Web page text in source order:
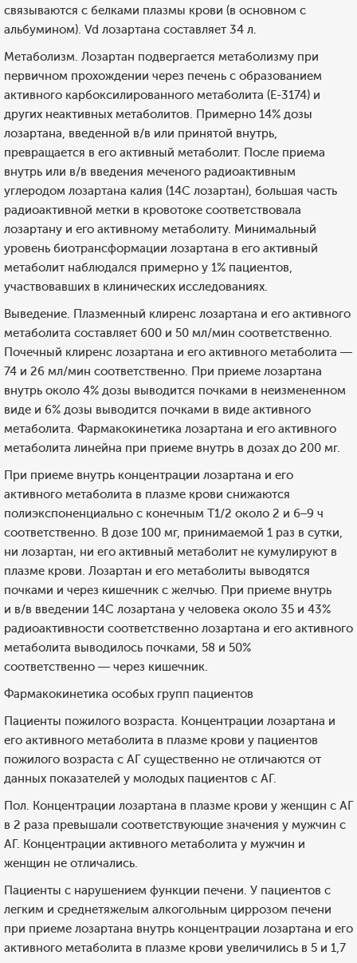
связываются с белками плазмы крови (в основном с
альбумином). Vd лозартана составляет 34 л.
Метаболизм. Лозартан подвергается метаболизму при
первичном прохождении через печень с образованием
активного карбоксилированного метаболита (Е-3174) и
других неактивных метаболитов. Примерно 14% дозы
лозартана, введенной в/в или принятой внутрь,
превращается в его активный метаболит. После приема
внутрь или в/в введения меченого радиоактивным
углеродом лозартана калия (14С лозартан), большая часть
радиоактивной метки в кровотоке соответствовала
лозартану и его активному метаболиту. Минимальный
уровень биотрансформации лозартана в его активный
метаболит наблюдался примерно у 1% пациентов,
участвовавших в клинических исследованиях.
Выведение. Плазменный клиренс лозартана и его активного
метаболита составляет 600 и 50 мл/мин соответственно.
Почечный клиренс лозартана и его активного метаболита —
74 и 26 мл/мин соответственно. При приеме лозартана
внутрь около 4% дозы выводится почками в неизмененном
виде и 6% дозы выводится почками в виде активного
метаболита. Фармакокинетика лозартана и его активного
метаболита линейна при приеме внутрь в дозах до 200 мг.
При приеме внутрь концентрации лозартана и его
активного метаболита в плазме крови снижаются
полиэкспоненциально с конечным T1/2 около 2 и 6–9 ч
соответственно. В дозе 100 мг, принимаемой 1 раз в сутки,
ни лозартан, ни его активный метаболит не кумулируют в
плазме крови. Лозартан и его метаболиты выводятся
почками и через кишечник с желчью. При приеме внутрь
и в/в введении 14С лозартана у человека около 35 и 43%
радиоактивности соответственно лозартана и его активного
метаболита выводилось почками, 58 и 50%
соответственно — через кишечник.
Фармакокинетика особых групп пациентов
Пациенты пожилого возраста. Концентрации лозартана и
его активного метаболита в плазме крови у пациентов
пожилого возраста с АГ существенно не отличаются от
данных показателей у молодых пациентов с АГ.
Пол. Концентрации лозартана в плазме крови у женщин с АГ
в 2 раза превышали соответствующие значения у мужчин с
АГ. Концентрации активного метаболита у мужчин и
женщин не отличались.
Пациенты с нарушением функции печени. У пациентов с
легким и среднетяжелым алкогольным циррозом печени
при приеме лозартана внутрь концентрации лозартана и его
активного метаболита в плазме крови увеличились в 5 и 1,7